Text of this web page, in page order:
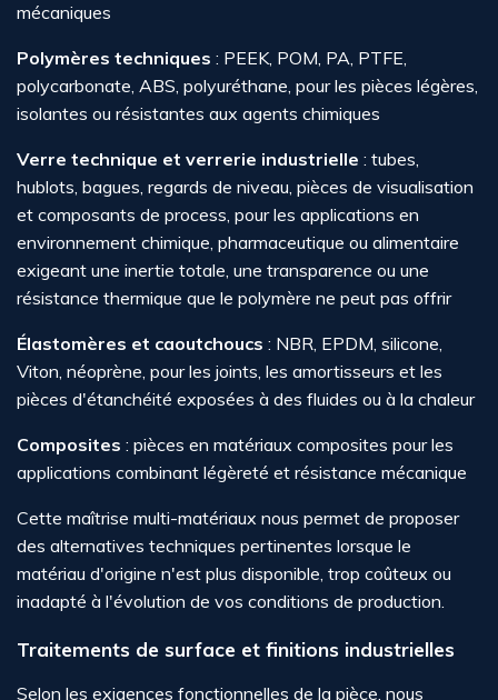
mécaniques
Polymères techniques : PEEK, POM, PA, PTFE,
polycarbonate, ABS, polyuréthane, pour les pièces légères,
isolantes ou résistantes aux agents chimiques
Verre technique et verrerie industrielle : tubes,
hublots, bagues, regards de niveau, pièces de visualisation
et composants de process, pour les applications en
environnement chimique, pharmaceutique ou alimentaire
exigeant une inertie totale, une transparence ou une
résistance thermique que le polymère ne peut pas offrir
Élastomères et caoutchoucs : NBR, EPDM, silicone,
Viton, néoprène, pour les joints, les amortisseurs et les
pièces d'étanchéité exposées à des fluides ou à la chaleur
Composites : pièces en matériaux composites pour les
applications combinant légèreté et résistance mécanique
Cette maîtrise multi-matériaux nous permet de proposer
des alternatives techniques pertinentes lorsque le
matériau d'origine n'est plus disponible, trop coûteux ou
inadapté à l'évolution de vos conditions de production.
Traitements de surface et finitions industrielles
Selon les exigences fonctionnelles de la pièce, nous